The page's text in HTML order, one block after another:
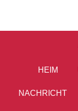
HEIM
NACHRICHT